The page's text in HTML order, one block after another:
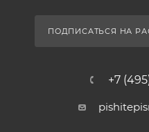
ПОДПИСАТЬСЯ НА
+7